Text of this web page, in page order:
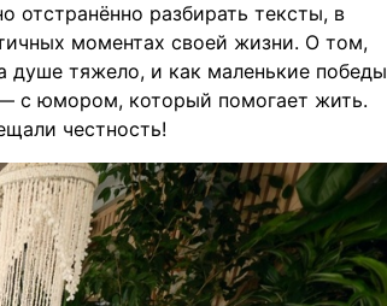
отстранённо разбирать тексты, в
моментах своей жизни. О том,
душе тяжело, и как маленькие победы
с юмором, который помогает жить.
честность!